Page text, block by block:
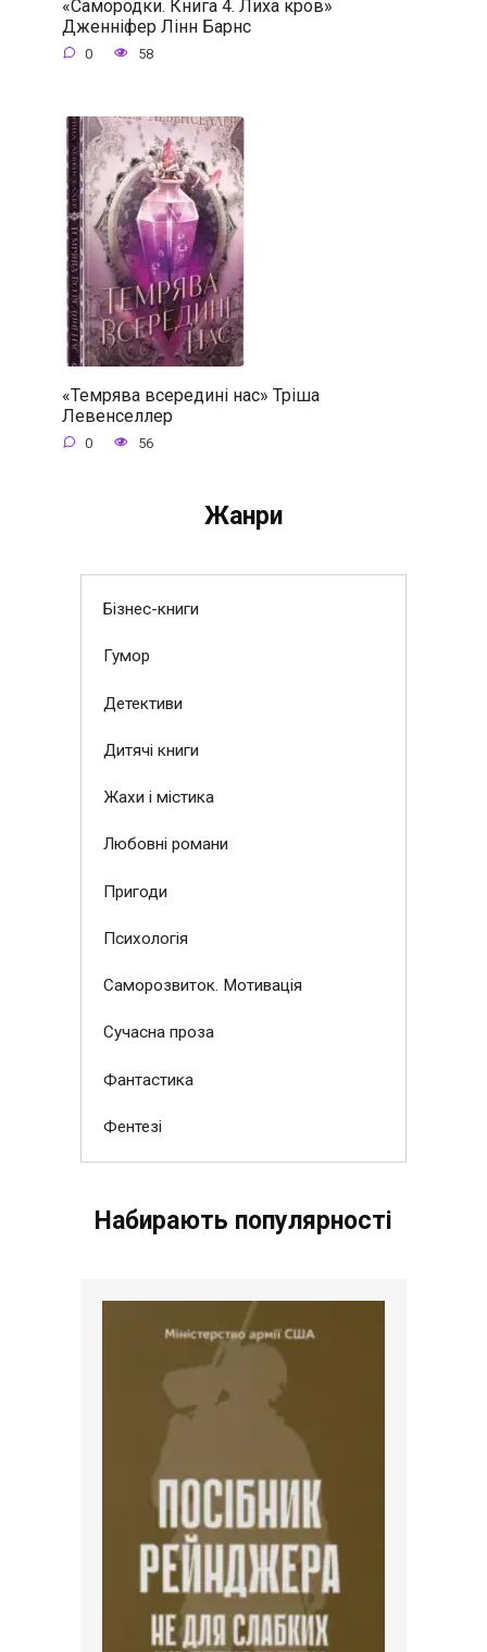
«Самородки. Книга 4. Лиха кров»
Дженніфер Лінн Барнс
0 58
«Темрява всередині нас» Тріша
Левенселлер
0 56
Жанри
Бізнес-книги
Гумор
Детективи
Дитячі книги
Жахи і містика
Любовні романи
Пригоди
Психологія
Саморозвиток. Мотивація
Сучасна проза
Фантастика
Фентезі
Набирають популярності